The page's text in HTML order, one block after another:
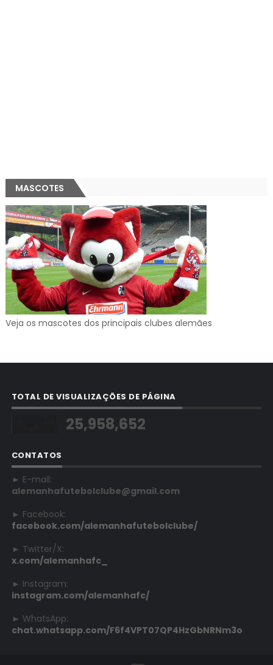
MASCOTES
Veja os mascotes dos principais clubes alemães
TOTAL DE VISUALIZAÇÕES DE PÁGINA
25,958,652
CONTATOS
► E-mail:
alemanhafutebolclube@gmail.com
► Facebook:
facebook.com/alemanhafutebolclube/
► Twitter/X:
x.com/alemanhafc_
► Instagram:
instagram.com/alemanhafc/
► WhatsApp:
chat.whatsapp.com/F6f4VPT07QP4HzGbNRNm3o